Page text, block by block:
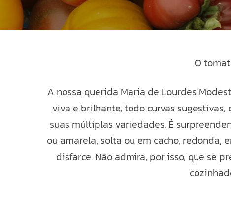
O
A nossa querida Maria de Lourdes
viva e brilhante, todo curvas
suas múltiplas variedades. É
ou amarela, solta ou em cacho, redonda,
disfarce. Não admira, por isso, que se